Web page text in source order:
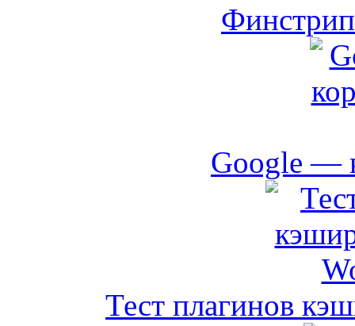
Google —
Тест плагинов